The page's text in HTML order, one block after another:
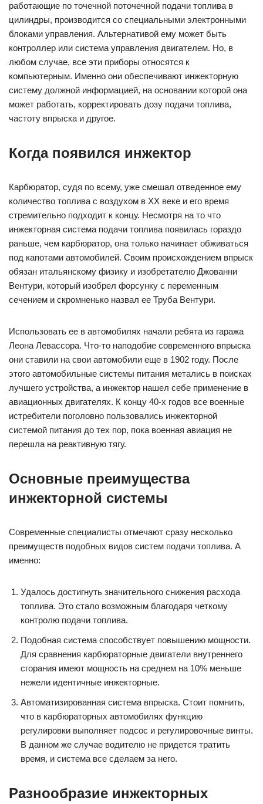
работающие по точечной поточечной подачи топлива в
цилиндры, производится со специальными электронными
блоками управления. Альтернативой ему может быть
контроллер или система управления двигателем. Но, в
любом случае, все эти приборы относятся к
компьютерным. Именно они обеспечивают инжекторную
систему должной информацией, на основании которой она
может работать, корректировать дозу подачи топлива,
частоту впрыска и другое.
Когда появился инжектор
Карбюратор, судя по всему, уже смешал отведенное ему
количество топлива с воздухом в XX веке и его время
стремительно подходит к концу. Несмотря на то что
инжекторная система подачи топлива появилась гораздо
раньше, чем карбюратор, она только начинает обживаться
под капотами автомобилей. Своим происхождением впрыск
обязан итальянскому физику и изобретателю Джованни
Вентури, который изобрел форсунку с переменным
сечением и скромненько назвал ее Труба Вентури.
Использовать ее в автомобилях начали ребята из гаража
Леона Левассора. Что-то наподобие современного впрыска
они ставили на свои автомобили еще в 1902 году. После
этого автомобильные системы питания метались в поисках
лучшего устройства, а инжектор нашел себе применение в
авиационных двигателях. К концу 40-х годов все военные
истребители поголовно пользовались инжекторной
системой питания до тех пор, пока военная авиация не
перешла на реактивную тягу.
Основные преимущества
инжекторной системы
Современные специалисты отмечают сразу несколько
преимуществ подобных видов систем подачи топлива. А
именно:
Удалось достигнуть значительного снижения расхода
топлива. Это стало возможным благодаря четкому
контролю подачи топлива.
Подобная система способствует повышению мощности.
Для сравнения карбюраторные двигатели внутреннего
сгорания имеют мощность на среднем на 10% меньше
нежели идентичные инжекторные.
Автоматизированная система впрыска. Стоит помнить,
что в карбюраторных автомобилях функцию
регулировки выполняет подсос и регулировочные винты.
В данном же случае водителю не придется тратить
время, и система все сделаем за него.
Разнообразие инжекторных